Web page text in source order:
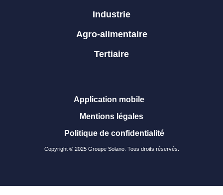
Industrie
Agro-alimentaire
Tertiaire
Copyright © 2025 Groupe Solano. Tous droits réservés.
Application mobile
Mentions légales
Politique de confidentialité